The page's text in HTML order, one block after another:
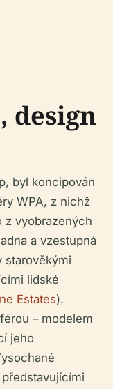
design
byl koncipován
WPA, z nichž
z vyobrazených
a vzestupná
starověkými
lidské
Estates).
– modelem
jeho